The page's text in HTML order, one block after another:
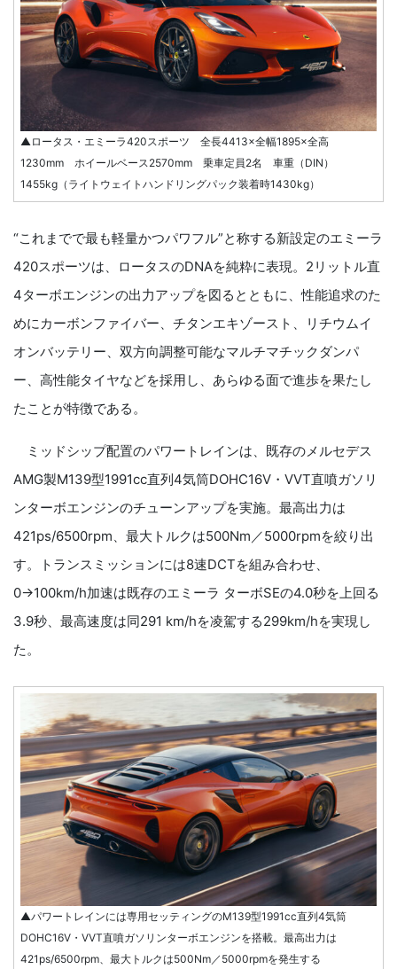
▲ロータス・エミーラ420スポーツ 全長4413×全幅1895×全高
1230mm ホイールベース2570mm 乗車定員2名 車重（DIN）
1455kg（ライトウェイトハンドリングパック装着時1430kg）
“これまでで最も軽量かつパワフル”と称する新設定のエミーラ
420スポーツは、ロータスのDNAを純粋に表現。2リットル直
4ターボエンジンの出力アップを図るとともに、性能追求のた
めにカーボンファイバー、チタンエキゾースト、リチウムイ
オンバッテリー、双方向調整可能なマルチマチックダンパ
ー、高性能タイヤなどを採用し、あらゆる面で進歩を果たし
たことが特徴である。
ミッドシップ配置のパワートレインは、既存のメルセデス
AMG製M139型1991cc直列4気筒DOHC16V・VVT直噴ガソリ
ンターボエンジンのチューンアップを実施。最高出力は
421ps/6500rpm、最大トルクは500Nm／5000rpmを絞り出
す。トランスミッションには8速DCTを組み合わせ、
0→100km/h加速は既存のエミーラ ターボSEの4.0秒を上回る
3.9秒、最高速度は同291 km/hを凌駕する299km/hを実現し
た。
▲パワートレインには専用セッティングのM139型1991cc直列4気筒
DOHC16V・VVT直噴ガソリンターボエンジンを搭載。最高出力は
421ps/6500rpm、最大トルクは500Nm／5000rpmを発生する